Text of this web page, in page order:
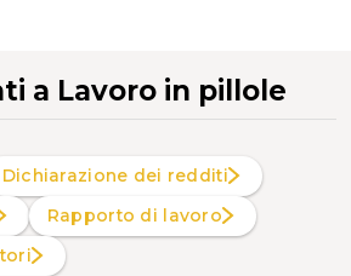
a Lavoro in pillole
Dichiarazione dei redditi
Rapporto di lavoro